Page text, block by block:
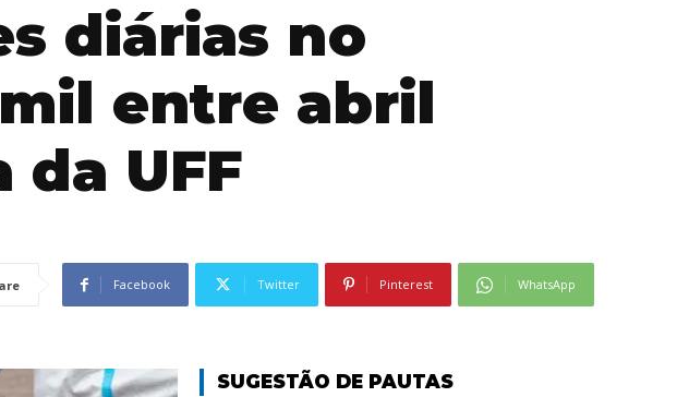
diárias no
entre abril
UFF
Facebook Twitter Pinterest WhatsApp
SUGESTÃO DE PAUTAS